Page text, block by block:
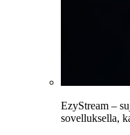
EzyStream –
sovelluksella,